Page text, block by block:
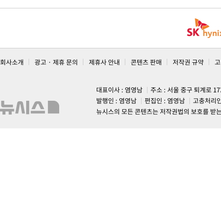
회사소개 광고 · 제휴 문의 제휴사 안내 콘텐츠 판매 저작권 규약
대표이사 : 염영남
주소 : 서울 중구 퇴계로
발행인 : 염영남
편집인 : 염영남
고충처리
뉴시스의 모든 콘텐츠는 저작권법의 보호를